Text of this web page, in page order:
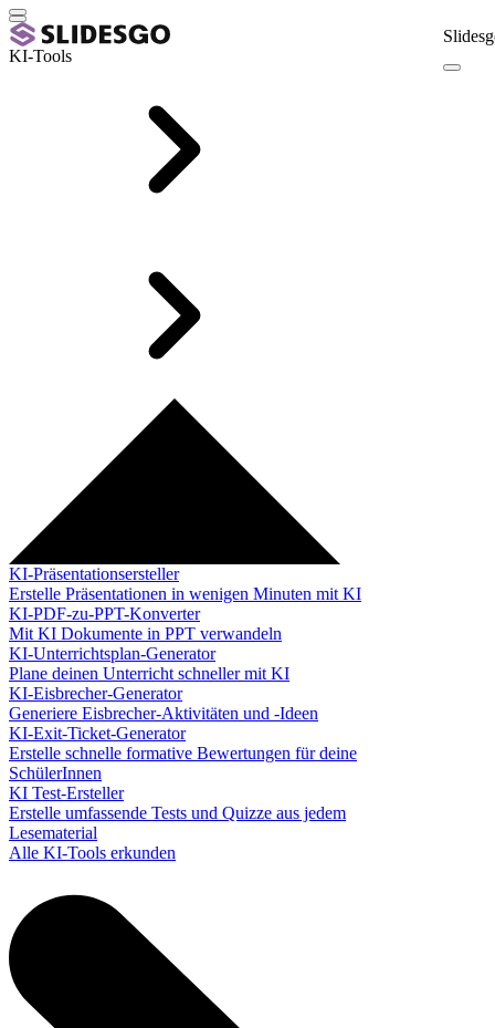
KI-Tools
KI-Präsentationsersteller
Erstelle Präsentationen in wenigen Minuten mit KI
KI-PDF-zu-PPT-Konverter
Mit KI Dokumente in PPT verwandeln
KI-Unterrichtsplan-Generator
Plane deinen Unterricht schneller mit KI
KI-Eisbrecher-Generator
Generiere Eisbrecher-Aktivitäten und -Ideen
KI-Exit-Ticket-Generator
Erstelle schnelle formative Bewertungen für deine
SchülerInnen
KI Test-Ersteller
Erstelle umfassende Tests und Quizze aus jedem
Lesematerial
Alle KI-Tools erkunden